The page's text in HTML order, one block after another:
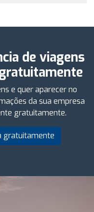
de viagens
e quer aparecer no
da sua empresa
gratuitamente.
gratuitamente